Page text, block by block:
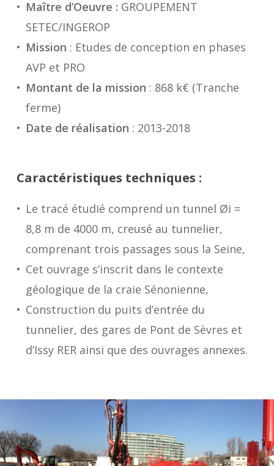
Maître d’Oeuvre : GROUPEMENT
SETEC/INGEROP
Mission : Etudes de conception en phases
AVP et PRO
Montant de la mission : 868 k€ (Tranche
ferme)
Date de réalisation : 2013-2018
Caractéristiques techniques :
Le tracé étudié comprend un tunnel Øi =
8,8 m de 4000 m, creusé au tunnelier,
comprenant trois passages sous la Seine,
Cet ouvrage s’inscrit dans le contexte
géologique de la craie Sénonienne,
Construction du puits d’entrée du
tunnelier, des gares de Pont de Sèvres et
d’Issy RER ainsi que des ouvrages annexes.